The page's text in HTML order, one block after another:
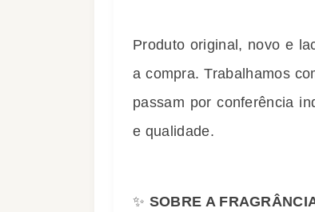
Produto original, novo e
a compra. Trabalhamos
passam por conferência
e qualidade.
✨ SOBRE A